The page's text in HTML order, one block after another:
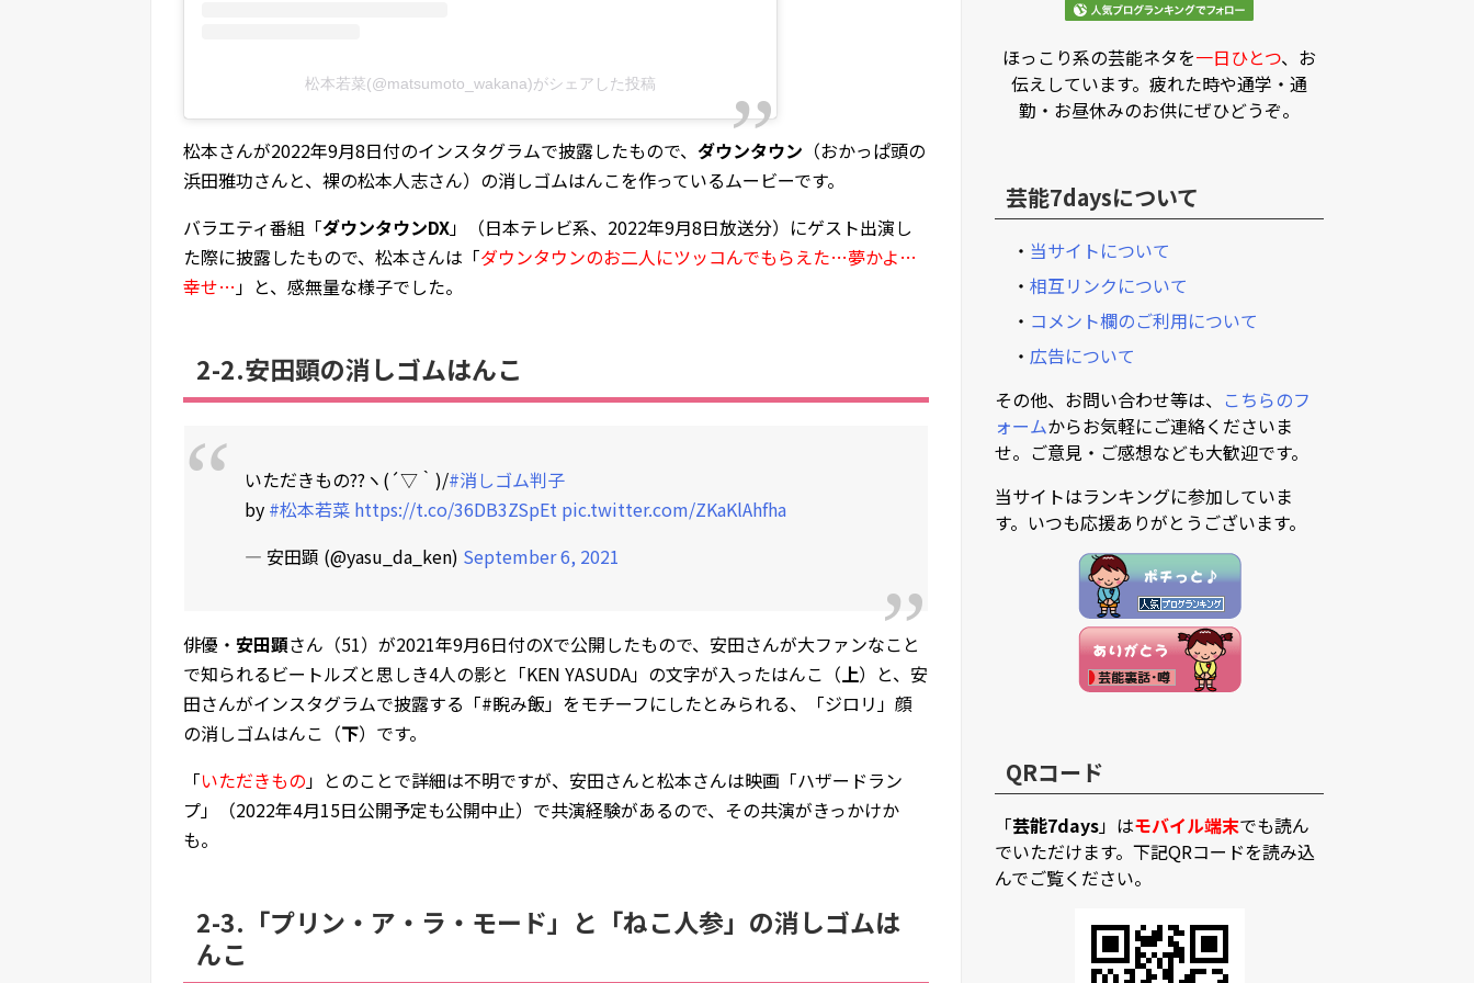
松本若菜(@matsumoto_wakana)がシェアした投稿
松本さんが2022年9月8日付のインスタグラムで披露したもので、 ダウンタウン （おかっぱ頭の
浜田雅功さんと、裸の松本人志さん）の消しゴムはんこを作っているムービーです。
バラエティ番組「ダウンタウンDX」（日本テレビ系、2022年9月8日放送分）にゲスト出演し
た際に披露したもので、松本さんは「ダウンタウンのお二人にツッコんでもらえた…夢かよ…
幸せ…」と、感無量な様子でした。
2-2.安田顕の消しゴムはんこ
いただきもの??ヽ(´▽｀)/#消しゴム判子
by #松本若菜 https://t.co/36DB3ZSpEt pic.twitter.com/ZKaKlAhfha
— 安田顕 (@yasu_da_ken) September 6, 2021
俳優・ 安田顕さん（51）が2021年9月6日付のXで公開したもので、安田さんが大ファンなこと
で知られるビートルズと思しき4人の影と「KEN YASUDA」の文字が入ったはんこ（上）と、安
田さんがインスタグラムで披露する「#睨み飯」をモチーフにしたとみられる、「ジロリ」顔
の消しゴムはんこ（下）です。
「いただきもの」とのことで詳細は不明ですが、安田さんと松本さんは映画「ハザードラン
プ」（2022年4月15日公開予定も公開中止）で共演経験があるので、その共演がきっかけか
も。
2-3.「プリン・ア・ラ・モード」と「ねこ人参」の消しゴムは
んこ
ほっこり系の芸能ネタを一日ひとつ、お
伝えしています。疲れた時や通学・通
勤・お昼休みのお供にぜひどうぞ。
芸能7daysについて
・ 当サイトについて
・ 相互リンクについて
・ コメント欄のご利用について
・ 広告について
その他、お問い合わせ等は、 こちらのフ
ォームからお気軽にご連絡くださいま
せ。ご意見・ご感想なども大歓迎です。
当サイトはランキングに参加していま
す。いつも応援ありがとうございます。
QRコード
「芸能7days」はモバイル端末でも読ん
でいただけます。下記QRコードを読み込
んでご覧ください。